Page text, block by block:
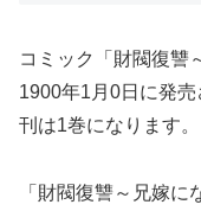
コミック「財閥復讐
1900年1月0日に発
刊は1巻になります。
「財閥復讐～兄嫁